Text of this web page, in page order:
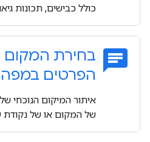
כולל כבישים, תכונות
chat
בחירת המקום
הפרטים במפה
של המקום או של נקודת